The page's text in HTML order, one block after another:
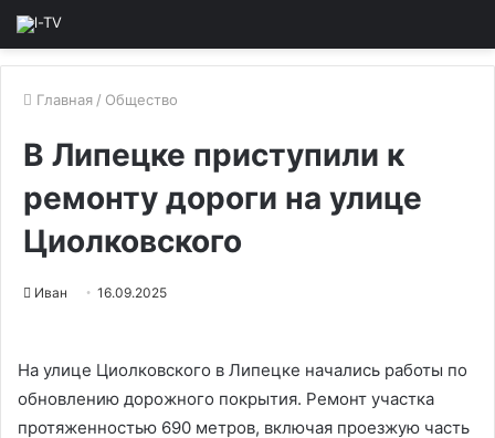
Главная / Общество
В Липецке приступили к
ремонту дороги на улице
Циолковского
Иван 16.09.2025
На улице Циолковского в Липецке начались работы по
обновлению дорожного покрытия. Ремонт участка
протяженностью 690 метров, включая проезжую часть